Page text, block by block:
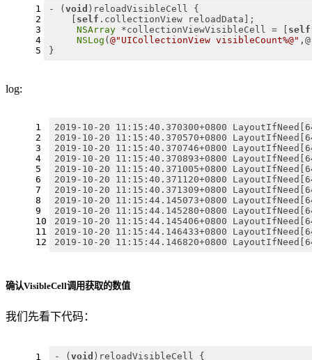
1
2
3
4
5
- ( void )reloadVisibleCell {
self .collectionView reloadData];
NSArray *collectionViewVisibleCell = [ self
NSLog ( @"UICollectionView visibleCount%@"
}
log:
1
2
3
4
5
6
7
8
9
10
11
12
2019-10-20 11:15:40.370300+0800
2019-10-20 11:15:40.370570+0800
2019-10-20 11:15:40.370746+0800
2019-10-20 11:15:40.370893+0800
2019-10-20 11:15:40.371005+0800
2019-10-20 11:15:40.371120+0800
2019-10-20 11:15:40.371309+0800
2019-10-20 11:15:44.145073+0800
2019-10-20 11:15:44.145280+0800
2019-10-20 11:15:44.145406+0800
2019-10-20 11:15:44.146433+0800
2019-10-20 11:15:44.146820+0800
确认VisibleCell调用获取的数值
我们先看下代码：
1 - (void )reloadVisibleCell {